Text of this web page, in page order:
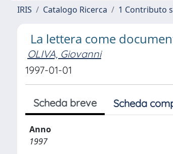
IRIS Catalogo Ricerca 1 Contributo
La lettera come
OLIVA, Giovanni
1997-01-01
Scheda breve Scheda
Anno
1997